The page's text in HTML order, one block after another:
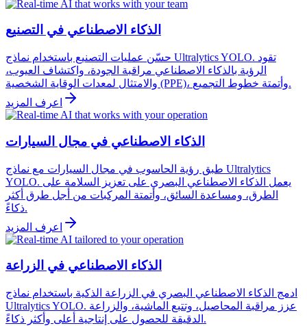
الذكاء الاصطناعي في التصنيع
حسّن عمليات التصنيع باستخدام نماذج Ultralytics YOLO. تقود
الرؤية بالذكاء الاصطناعي مراقبة الجودة، واكتشاف العيوب،
والامتثال لمعدات الوقاية الشخصية (PPE)، وأتمتة خطوط التجميع.
اعرف المزيد
الذكاء الاصطناعي في مجال السيارات
طبق رؤية الحاسوب في مجال السيارات مع نماذج Ultralytics
YOLO. يعمل الذكاء الاصطناعي البصري على تعزيز السلامة على
الطرق، ومساعدة السائق، وأتمتة المركبات من أجل طرق أكثر
ذكاءً.
اعرف المزيد
الذكاء الاصطناعي في الزراعة
ادمج الذكاء الاصطناعي البصري في الزراعة الذكية باستخدام نماذج
Ultralytics YOLO. عزز مراقبة المحاصيل، وتتبع الماشية، والزراعة
الدقيقة للحصول على إنتاجية أعلى وأكثر ذكاءً.